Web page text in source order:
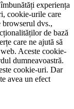
experiența
cookie-urile care
browserul dvs.,
de bază
care ne ajută să
Aceste cookie-
dumneavoastră.
cookie-uri. Dar
avea un efect